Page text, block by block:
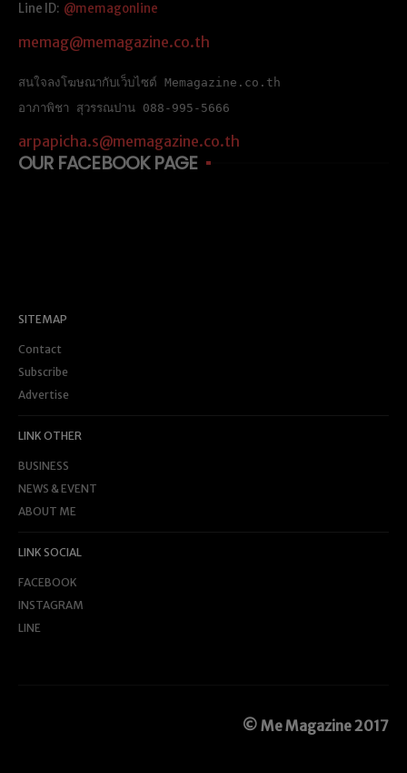
Line ID: @memagonline
memag@memagazine.co.th
สนใจลงโฆษณากับเว็บไซต์ Memagazine.co.th
อาภาพิชา สุวรรณปาน 088-995-5666
arpapicha.s@memagazine.co.th
OUR FACEBOOK PAGE
SITEMAP
Contact
Subscribe
Advertise
LINK OTHER
BUSINESS
NEWS & EVENT
ABOUT ME
LINK SOCIAL
FACEBOOK
INSTAGRAM
LINE
© Me Magazine 2017